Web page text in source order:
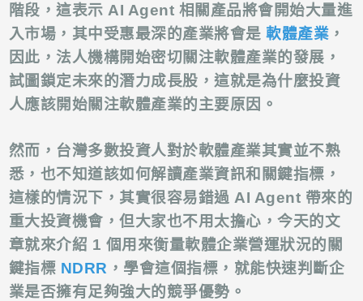
階段，這表示 AI Agent 相關產品將會開始大量進
入市場，其中受惠最深的產業將會是軟體產業 ，
因此，法人機構開始密切關注軟體產業的發展，
試圖鎖定未來的潛力成長股，這就是為什麼投資
人應該開始關注軟體產業的主要原因。
然而，台灣多數投資人對於軟體產業其實並不熟
悉，也不知道該如何解讀產業資訊和關鍵指標，
這樣的情況下，其實很容易錯過 AI Agent 帶來的
重大投資機會，但大家也不用太擔心，今天的文
章就來介紹 1 個用來衡量軟體企業營運狀況的關
鍵指標 NDRR ，學會這個指標，就能快速判斷企
業是否擁有足夠強大的競爭優勢。